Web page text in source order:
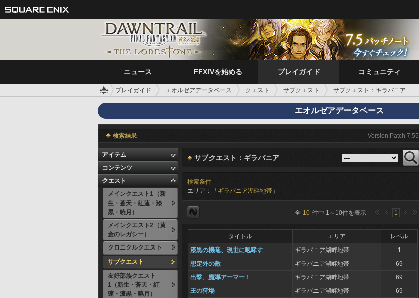
ニュース FFXIVを始める プレイガイド コミュニティ
プレイガイド エオルゼアデータベース クエスト サブクエスト サブクエスト：ギラバニア
エオルゼアデータベース
検索結果 Version:Patch 7.55
アイテム
コンテンツ
クエスト
メインクエスト1（新
生・蒼天・紅蓮・漆
黒・暁月）
メインクエスト2（黄
金のレガシー）
クロニクルクエスト
サブクエスト
友好部族クエスト
1（新生・蒼天・紅
蓮・漆黒・暁月）
サブクエスト：ギラバニア
検索条件
エリア：「 ギラバニア湖畔地帯 」
全 10 件中 1 ～ 10件を表示 1
タイトル エリア
レベル
漆黒の機竜、現世に咆哮す
ギラバニア湖畔地帯
1
想定外の敵
ギラバニア湖畔地帯
69
出撃、魔導アーマー！
ギラバニア湖畔地帯
69
王の狩場
ギラバニア湖畔地帯
69